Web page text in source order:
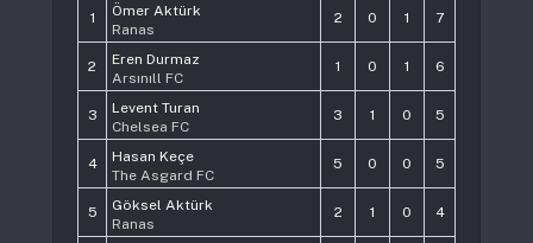
1
Ömer Aktürk
Ranas
2 0 1 7
2
Eren Durmaz
Arsınıll FC
1 0 1 6
3
Levent Turan
Chelsea FC
3 1 0 5
4
Hasan Keçe
The Asgard FC
5 0 0 5
5
Göksel Aktürk
Ranas
2 1 0 4